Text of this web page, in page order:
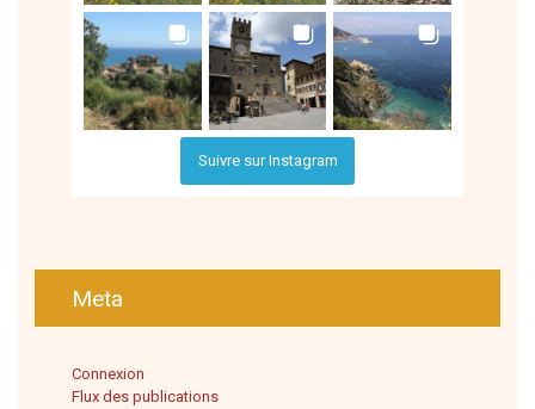
Suivre sur Instagram
Meta
Connexion
Flux des publications